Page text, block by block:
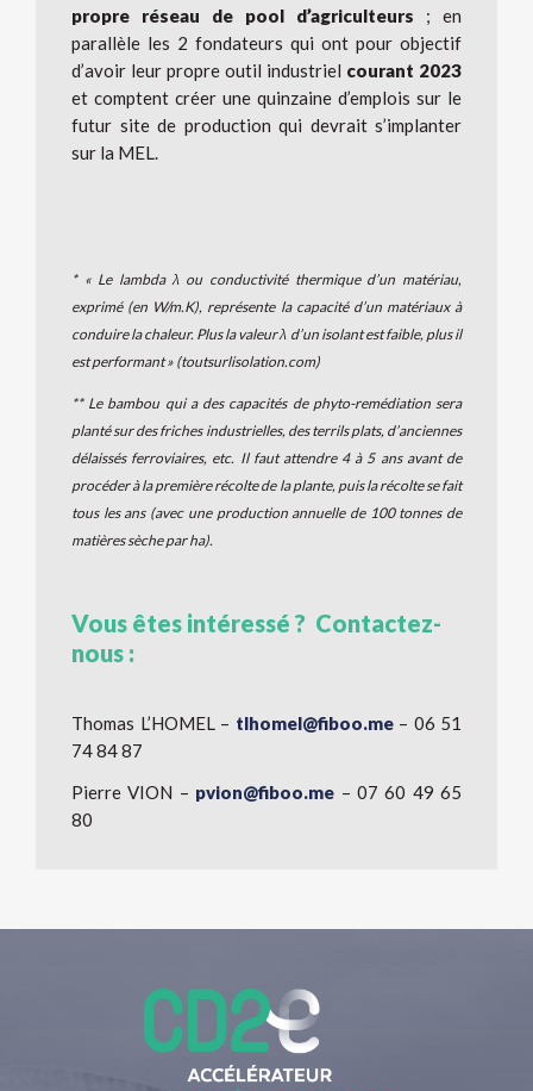
propre réseau de pool d’agriculteurs ; en
parallèle les 2 fondateurs qui ont pour objectif
d’avoir leur propre outil industriel courant 2023
et comptent créer une quinzaine d’emplois sur le
futur site de production qui devrait s’implanter
sur la MEL.
* « Le lambda λ ou conductivité thermique d’un matériau,
exprimé (en W/m.K), représente la capacité d’un matériaux à
conduire la chaleur. Plus la valeur λ d’un isolant est faible, plus il
est performant » (toutsurlisolation.com)
** Le bambou qui a des capacités de phyto-remédiation sera
planté sur des friches industrielles, des terrils plats, d’anciennes
délaissés ferroviaires, etc. Il faut attendre 4 à 5 ans avant de
procéder à la première récolte de la plante, puis la récolte se fait
tous les ans (avec une production annuelle de 100 tonnes de
matières sèche par ha).
Vous êtes intéressé ? Contactez-
nous :
Thomas L’HOMEL – tlhomel@fiboo.me– 06 51
74 84 87
Pierre VION – pvion@fiboo.me – 07 60 49 65
80